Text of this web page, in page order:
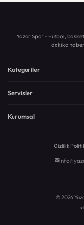
Yazar Spor - Futbol,
dakika
Kategoriler
Servisler
Kurumsal
Gizlilik
© 2026